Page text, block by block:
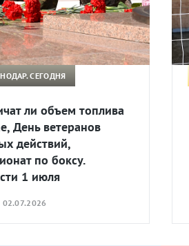
СЕГОДНЯ
ли объем топлива
День ветеранов
действий,
по боксу.
1 июля